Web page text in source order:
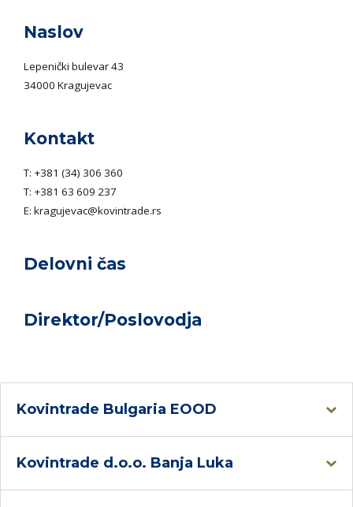
Naslov
Lepenički bulevar 43
34000 Kragujevac
Kontakt
T: +381 (34) 306 360
T: +381 63 609 237
E: kragujevac@kovintrade.rs
Delovni čas
Direktor/Poslovodja
Kovintrade Bulgaria EOOD
Kovintrade d.o.o. Banja Luka